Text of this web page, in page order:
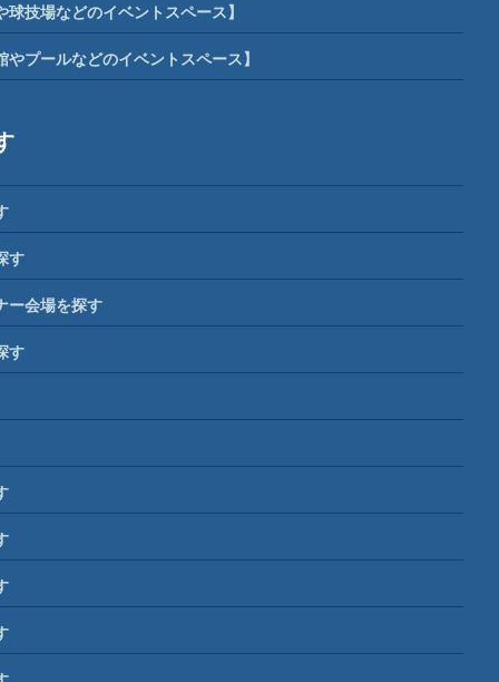
技場などのイベントスペース】
プールなどのイベントスペース】
す
ー会場を探す
す